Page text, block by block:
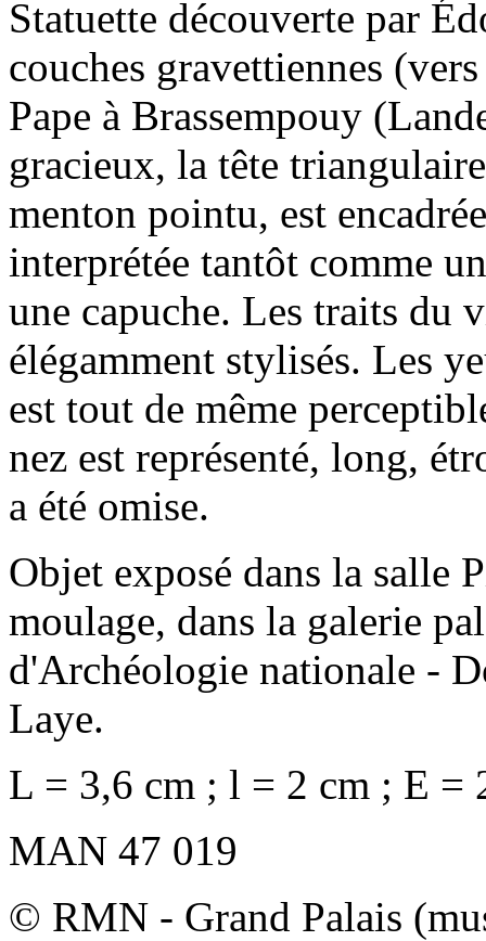
Statuette découverte par
couches gravettiennes
Pape à Brassempouy
gracieux, la tête
menton pointu, est
interprétée tantôt comme
une capuche. Les traits du
élégamment stylisés. Les
est tout de même
nez est représenté, long,
a été omise.
Objet exposé dans la salle
moulage, dans la galerie
d'Archéologie nationale -
Laye.
L = 3,6 cm ; l = 2 cm ; E =
MAN 47 019
© RMN - Grand Palais